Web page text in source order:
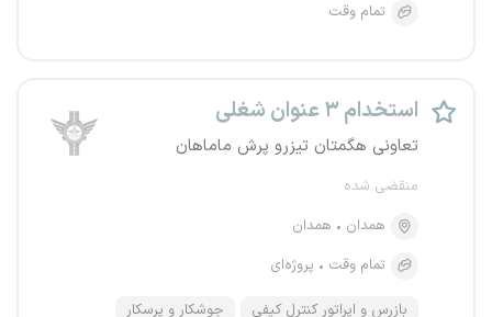
تمام وقت
استخدام ۳ عنوان شغلی
تعاونی هگمتان تیزرو پرش ماماهان
منقضی شده
همدان
همدان
تمام وقت
پروژه‌ای
بازرس و اپراتور کنترل کیفی
جوشکار و پرسکار